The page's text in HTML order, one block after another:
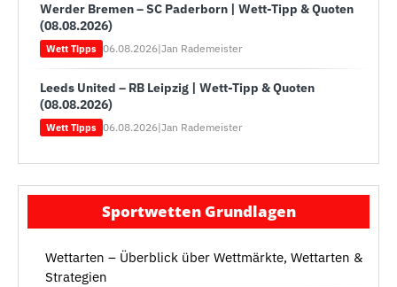
Werder Bremen – SC Paderborn | Wett-Tipp & Quoten
(08.08.2026)
Wett Tipps 06.08.2026|Jan Rademeister
Leeds United – RB Leipzig | Wett-Tipp & Quoten
(08.08.2026)
Wett Tipps 06.08.2026|Jan Rademeister
Sportwetten Grundlagen
Wettarten – Überblick über Wettmärkte, Wettarten &
Strategien